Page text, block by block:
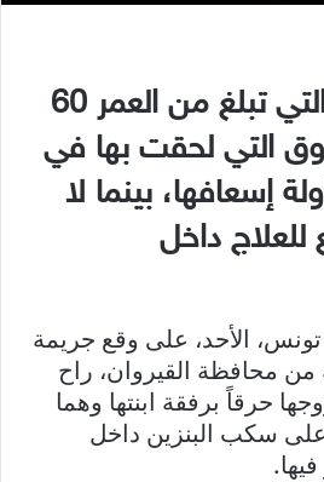
توفيت الضحية التي تبلغ من العمر 60
التي لحقت بها في
إسعافها، بينما لا
للعلاج داخل
تونس، الأحد، على وقع جريمة
محافظة القيروان، راح
حرقاً برفقة ابنتها وهما
على سكب البنزين داخل